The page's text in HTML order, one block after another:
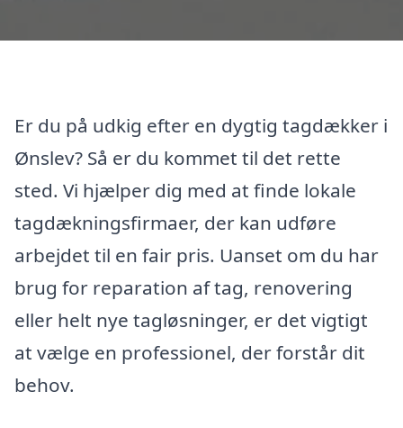
Er du på udkig efter en dygtig tagdækker i
Ønslev? Så er du kommet til det rette
sted. Vi hjælper dig med at finde lokale
tagdækningsfirmaer, der kan udføre
arbejdet til en fair pris. Uanset om du har
brug for reparation af tag, renovering
eller helt nye tagløsninger, er det vigtigt
at vælge en professionel, der forstår dit
behov.